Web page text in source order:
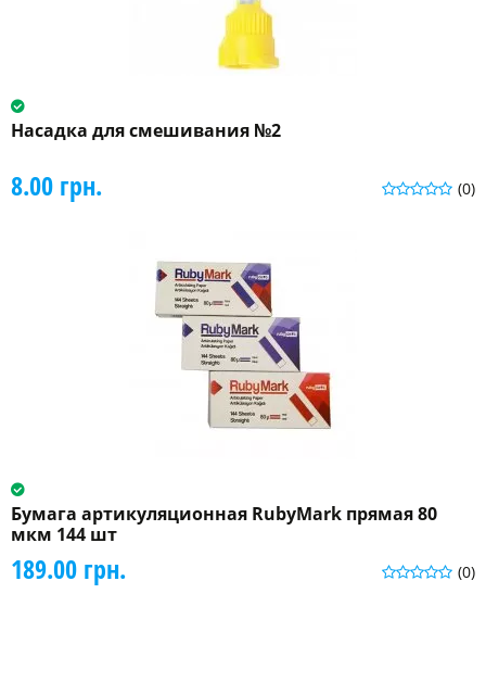
Насадка для смешивания №2
(0)
8.00 грн.
Бумага артикуляционная RubyMark прямая 80
мкм 144 шт
(0)
189.00 грн.